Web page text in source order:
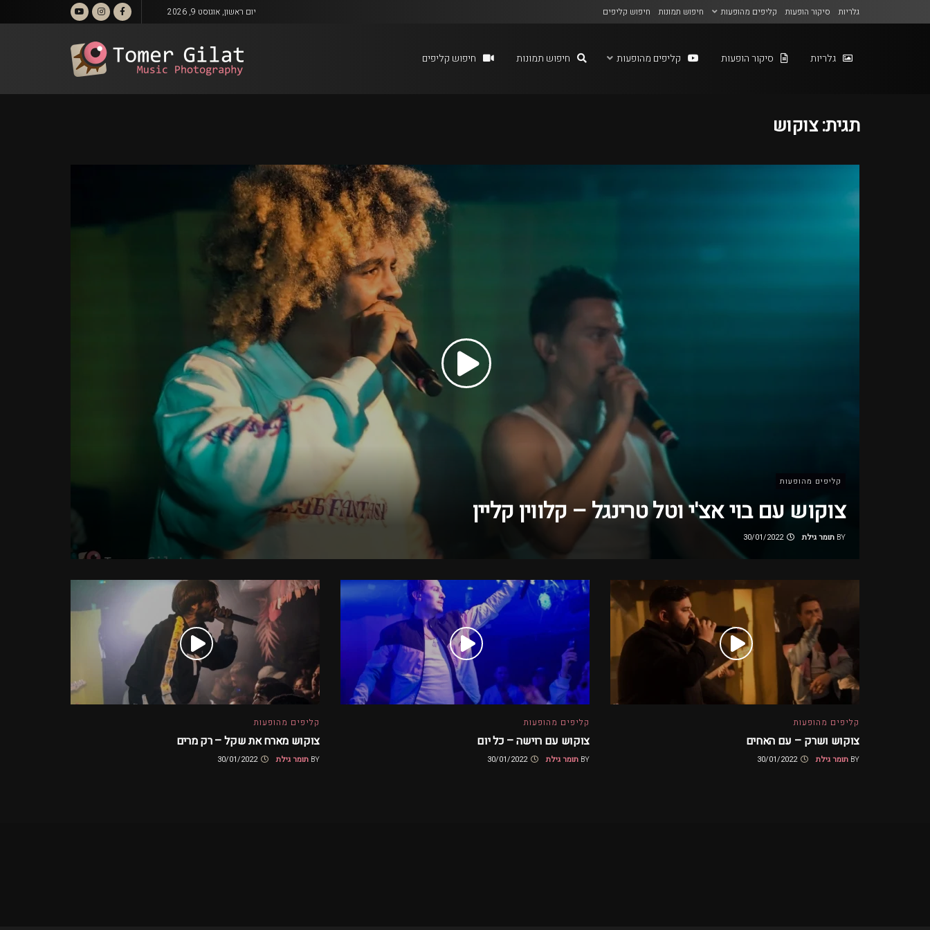
גלריות סיקור הופעות קליפים מהופעות חיפוש תמונות חיפוש קליפים יום ראשון, אוגוסט 9, 2026
גלריות סיקור הופעות קליפים מהופעות חיפוש תמונות חיפוש קליפים
תגית:צוקוש
קליפים מהופעות
צוקוש עם בוי אצ'י וטל טרינגל – קלווין קליין
BY תומר גילת 30/01/2022
קליפים מהופעות
צוקוש ושרק – עם האחים
BY תומר גילת 30/01/2022
קליפים מהופעות
צוקוש עם רוישה – כל יום
BY תומר גילת 30/01/2022
קליפים מהופעות
צוקוש מארח את שקל – רק מרים
BY תומר גילת 30/01/2022